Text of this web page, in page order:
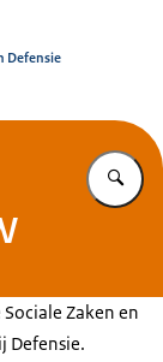
Defensie
Zaken en
Defensie.